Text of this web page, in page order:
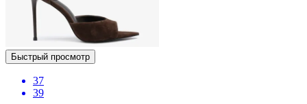
Быстрый просмотр
37
39